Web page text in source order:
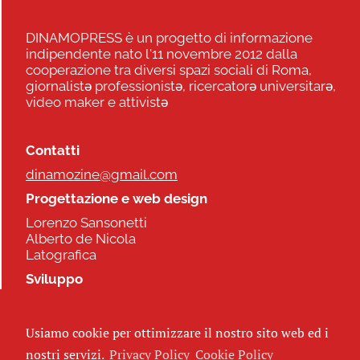
DINAMOPRESS è un progetto di informazione
indipendente nato l'11 novembre 2012 dalla
cooperazione tra diversi spazi sociali di Roma,
giornalistə professionistə, ricercatorə universitarə,
video maker e attivistə
Contatti
dinamozine@gmail.com
Progettazione e web design
Lorenzo Sansonetti
Alberto de Nicola
Latografica
Sviluppo
Seguici
Usiamo cookie per ottimizzare il nostro sito web ed i
nostri servizi. Privacy Policy Cookie Policy